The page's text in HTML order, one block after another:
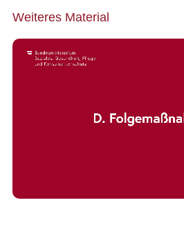
Weiteres Material